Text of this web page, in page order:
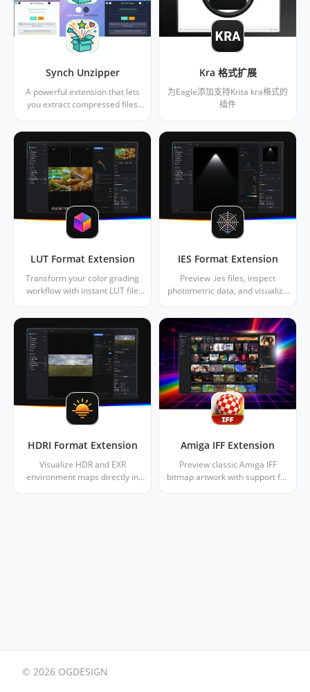
Synch Unzipper
A powerful extension that lets
you extract compressed files
Eagle.
Kra 格式扩展
为Eagle添加支持Krita kra格式的
插件
LUT Format Extension
Transform your color grading
workflow with instant LUT file
.3dl files directly in your Eagle
library.
IES Format Extension
Preview .ies files, inspect
photometric data, and visualize
Eagle. Analyze luminaire
photometric data and generate
realistic thumbnails from your
Eagle library.
HDRI Format Extension
Visualize HDR and EXR
environment maps directly in
Amiga IFF Extension
Preview classic Amiga IFF
bitmap artwork with support for
© 2026 OGDESIGN